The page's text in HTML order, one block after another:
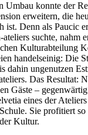
Umbau konnte der
erweitern, die
Denn als Paucic
suchte, nahm
Kulturabteilung
handelseinig: Die
dahin ungenutzen
Das Resultat:
Gäste –
eines der
Sie profitiert so
Kultur.